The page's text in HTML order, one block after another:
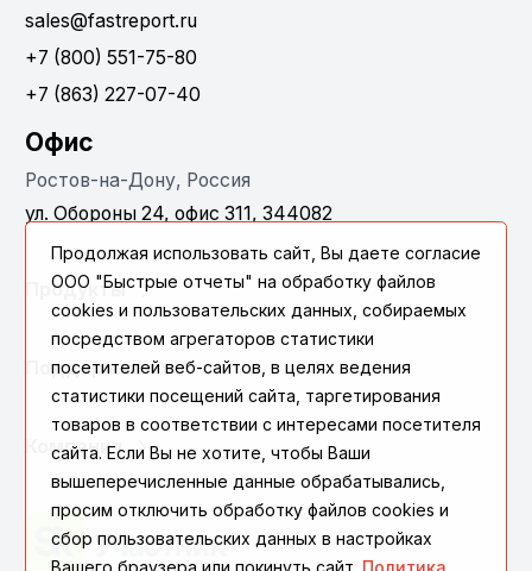
sales@fastreport.ru
+7 (800) 551-75-80
+7 (863) 227-07-40
Офис
Ростов-на-Дону, Россия
ул. Обороны 24, офис 311, 344082
Продукты
Поддержка
Компания
Продолжая использовать сайт, Вы даете согласие
ООО "Быстрые отчеты" на обработку файлов
cookies и пользовательских данных, собираемых
посредством агрегаторов статистики
посетителей веб-сайтов, в целях ведения
статистики посещений сайта, таргетирования
товаров в соответствии с интересами посетителя
сайта. Если Вы не хотите, чтобы Ваши
вышеперечисленные данные обрабатывались,
просим отключить обработку файлов cookies и
сбор пользовательских данных в настройках
Вашего браузера или покинуть сайт. Политика